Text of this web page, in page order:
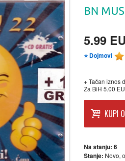
BN
5.99
⭐ Dojmovi
+ Tačan iznos
Za BiH 5.00
KUPI
Na stanju: 6
Stanje: Novo,